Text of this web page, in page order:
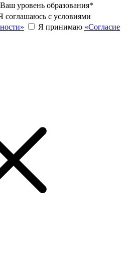
Ваш уровень образования*
соглашаюсь с условиями
Я принимаю «Согласие